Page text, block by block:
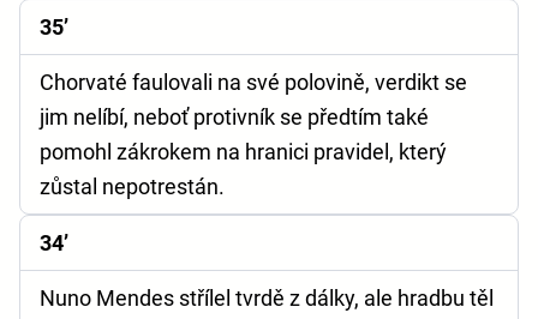
35’
Chorvaté faulovali na své polovině, verdikt se
jim nelíbí, neboť protivník se předtím také
pomohl zákrokem na hranici pravidel, který
zůstal nepotrestán.
34’
Nuno Mendes střílel tvrdě z dálky, ale hradbu těl